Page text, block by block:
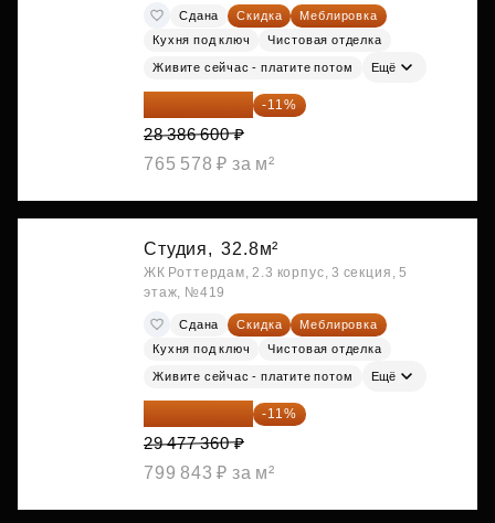
Сдана Скидка
Меблировка
Кухня под ключ
Чистовая отделка
Живите сейчас - платите потом Ещё
25 264 074 ₽ -11%
28 386 600 ₽
765 578 ₽ за м²
Студия, 32.8м²
ЖК Роттердам, 2.3 корпус, 3 секция, 5
этаж, №419
Сдана Скидка
Меблировка
Кухня под ключ
Чистовая отделка
Живите сейчас - платите потом Ещё
26 234 850 ₽ -11%
29 477 360 ₽
799 843 ₽ за м²